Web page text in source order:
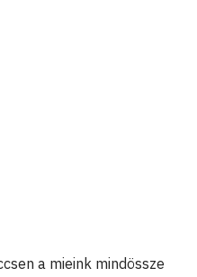
a mieink mindössze